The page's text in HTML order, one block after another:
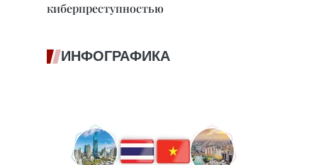
киберпреступностью
ИНФОГРАФИКА